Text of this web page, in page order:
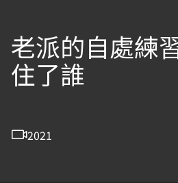
老派的自處練
住了誰
2021